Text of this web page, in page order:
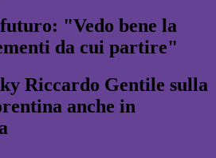
"Vedo bene la
da cui partire"
Riccardo Gentile sulla
anche in